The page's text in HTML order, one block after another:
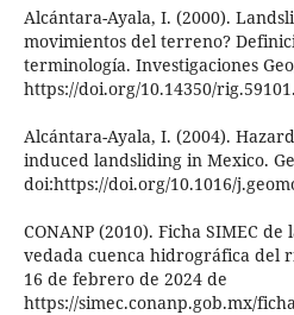
Alcántara-Ayala, I. (2000).
movimientos del terreno?
terminología. Investigaciones
https://doi.org/10.14350/rig.59101.
Alcántara-Ayala, I. (2004).
induced landsliding in Mexico.
doi:https://doi.org/10.1016/
CONANP (2010). Ficha SIMEC
vedada cuenca hidrográfica del
16 de febrero de 2024 de
https://simec.conanp.gob.mx/